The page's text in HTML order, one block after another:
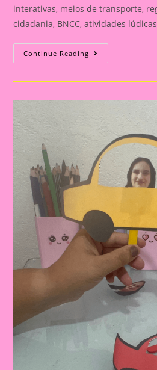
interativas, meios de transporte,
cidadania, BNCC, atividades
Continue Reading ATIVIDADE
INTERATIVA
O
E
TRÂNSITO
PARA
EDUCAÇÃO
INFANTIL